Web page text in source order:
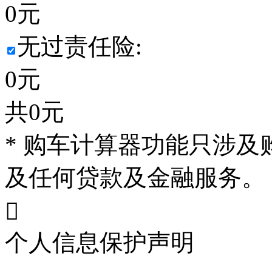
0元
无过责任险:
0元
共0元
* 购车计算器功能只涉及
及任何贷款及金融服务。

个人信息保护声明